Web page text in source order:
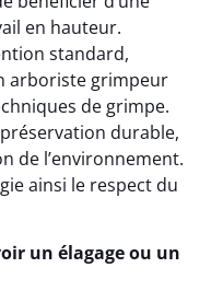
en hauteur.
standard,
arboriste grimpeur
de grimpe.
durable,
de l’environnement.
ainsi le respect du
un élagage ou un